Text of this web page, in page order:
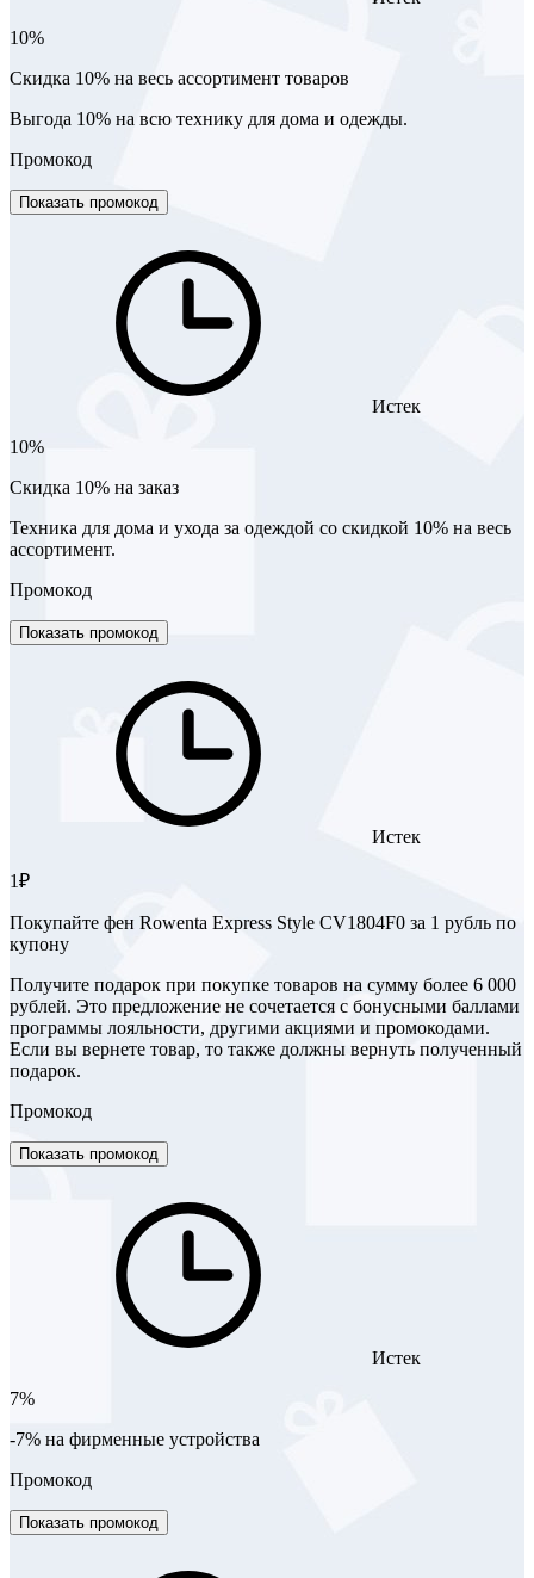
10%
Скидка 10% на весь ассортимент товаров
Выгода 10% на всю технику для дома и одежды.
Промокод
Показать промокод
Истек
10%
Скидка 10% на заказ
Техника для дома и ухода за одеждой со скидкой 10% на весь
ассортимент.
Промокод
Показать промокод
Истек
1₽
Покупайте фен Rowenta Express Style CV1804F0 за 1 рубль по
купону
Получите подарок при покупке товаров на сумму более 6 000
рублей. Это предложение не сочетается с бонусными баллами
программы лояльности, другими акциями и промокодами.
Если вы вернете товар, то также должны вернуть полученный
подарок.
Промокод
Показать промокод
Истек
7%
-7% на фирменные устройства
Промокод
Показать промокод